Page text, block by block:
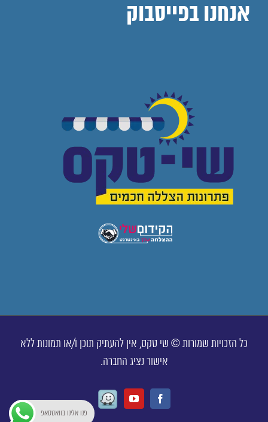
אנחנו בפייסבוק
כל הזכויות שמורות © שי טקס, אין להעתיק תוכן ו/או תמונות ללא
אישור נציג החברה.
Facebook
Youtube
Waze
פנו אלינו בוואטסאפ